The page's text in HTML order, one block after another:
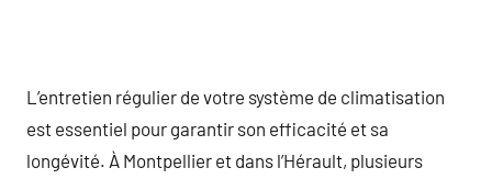
L’entretien régulier de votre système de climatisation
est essentiel pour garantir son efficacité et sa
longévité. À Montpellier et dans l’Hérault, plusieurs